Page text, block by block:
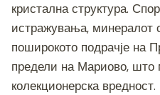
кристална структура.
истражувања, минералот
поширокото подрачје на
предели на Мариово, што
колекционерска вредност.